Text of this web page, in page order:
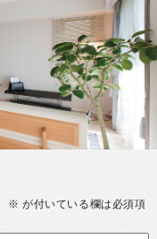
※ が付いている欄は必須項